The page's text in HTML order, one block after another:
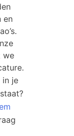
en
we
in je